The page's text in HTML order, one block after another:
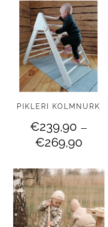
PIKLERI KOLMNURK
€239,90 –
€269,90
€269,90